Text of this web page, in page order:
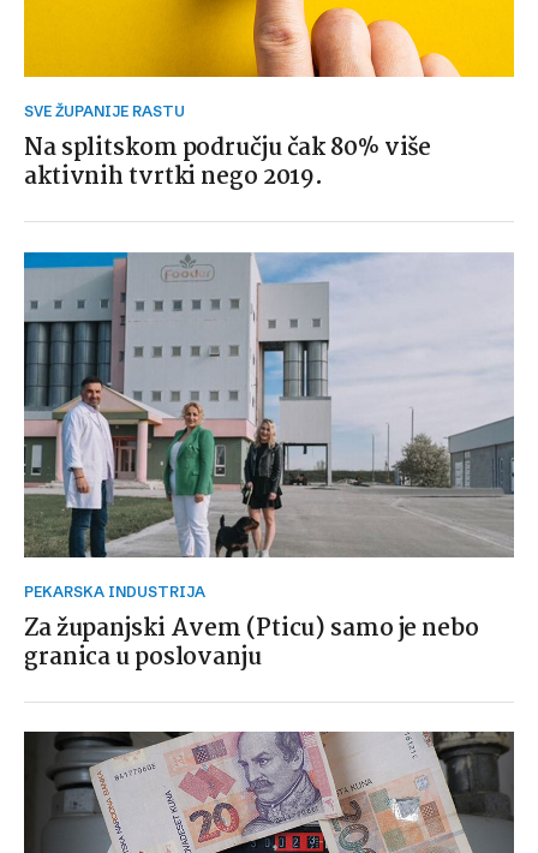
SVE ŽUPANIJE RASTU
Na splitskom području čak 80% više
aktivnih tvrtki nego 2019.
PEKARSKA INDUSTRIJA
Za županjski Avem (Pticu) samo je nebo
granica u poslovanju